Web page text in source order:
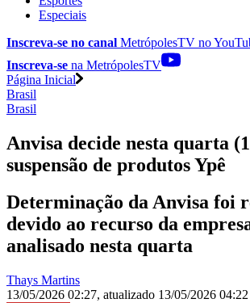
Especiais
Inscreva-se no canal MetrópolesTV no
Inscreva-se na MetrópolesTV
Página Inicial
Brasil
Brasil
Anvisa decide nesta quarta
suspensão de produtos Ypê
Determinação da Anvisa foi
devido ao recurso da
analisado nesta quarta
Thays Martins
13/05/2026 02:27, atualizado 13/05/2026 04:22